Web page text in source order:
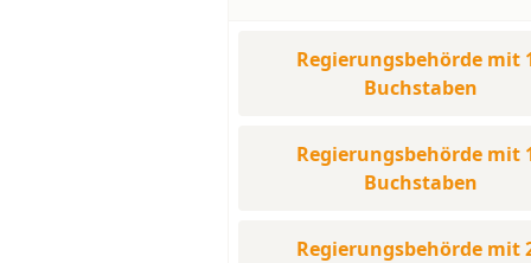
Regierungsbehörde mit
Buchstaben
Regierungsbehörde mit
Buchstaben
Regierungsbehörde mit